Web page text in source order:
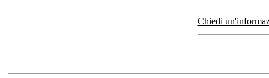
Chiedi